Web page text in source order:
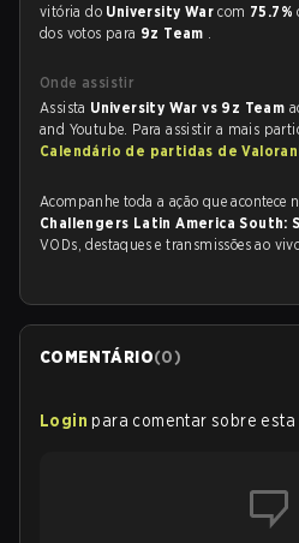
vitória do University Warcom 75.7%
dos votos para 9z Team .
Onde assistir
Assista University War vs 9z Team
and Youtube. Para assistir a mais
Calendário de partidas de
Acompanhe toda a ação que acontece
Challengers Latin America South:
VODs, destaques e transmissões ao
COMENTÁRIO(0)
Login para comentar sobre